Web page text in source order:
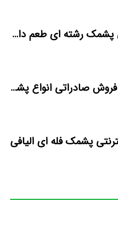
فروش کیلویی پشمک رشته ای طعم دار میوه
بازار اینترنتی فروش صادراتی انواع پشمک الیافی/شکلاتی
پشمک فله ای الیافی